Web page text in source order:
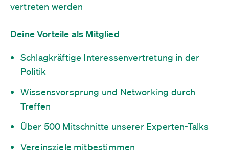
vertreten werden
Deine Vorteile als Mitglied
Schlagkräftige Interessenvertretung in der
Politik
Wissensvorsprung und Networking durch
Treffen
Über 500 Mitschnitte unserer Experten-Talks
Vereinsziele mitbestimmen